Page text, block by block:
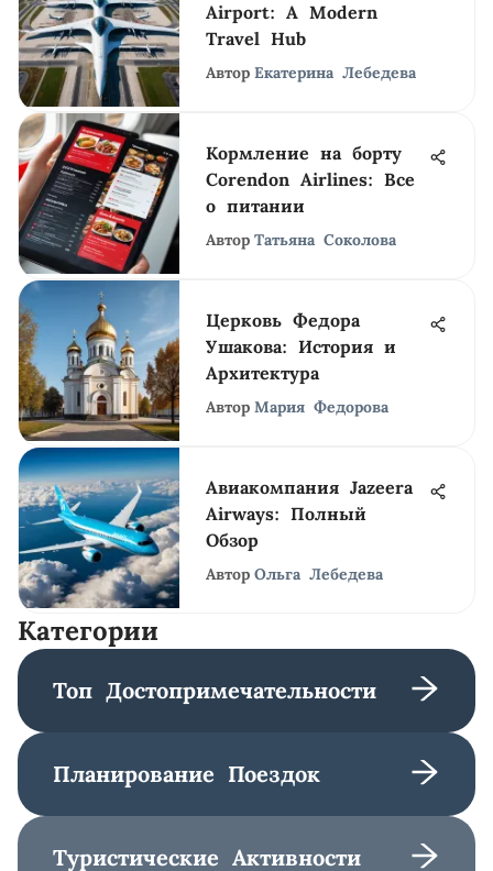
Airport: A Modern
Travel Hub
Автор Екатерина Лебедева
Кормление на борту
Corendon Airlines: Все
о питании
Автор Татьяна Соколова
Церковь Федора
Ушакова: История и
Архитектура
Автор Мария Федорова
Авиакомпания Jazeera
Airways: Полный
Обзор
Автор Ольга Лебедева
Категории
Топ Достопримечательности
Планирование Поездок
Туристические Активности